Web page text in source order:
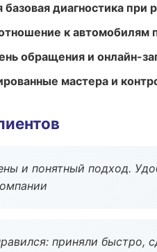
базовая диагностика при
к автомобилям
обращения и онлайн-
мастера и
и понятный подход.
приняли быстро,